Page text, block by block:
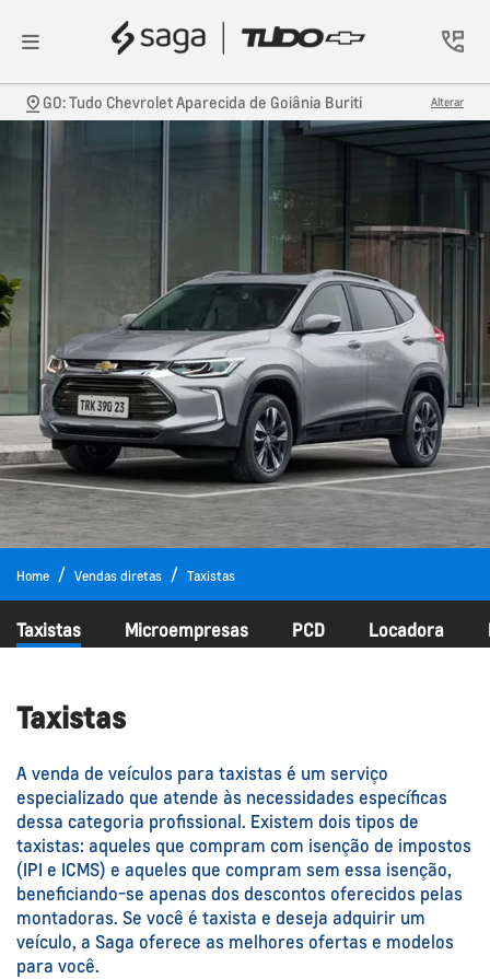
GO: Tudo Chevrolet Aparecida de Goiânia Buriti Alterar
Home Vendas diretas Taxistas
Microempresas PCD Locadora
Taxistas
Taxistas
A venda de veículos para taxistas é um serviço
especializado que atende às necessidades específicas
dessa categoria profissional. Existem dois tipos de
taxistas: aqueles que compram com isenção de impostos
(IPI e ICMS) e aqueles que compram sem essa isenção,
beneficiando-se apenas dos descontos oferecidos pelas
montadoras. Se você é taxista e deseja adquirir um
veículo, a Saga oferece as melhores ofertas e modelos
para você.